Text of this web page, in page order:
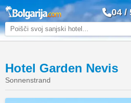
04 /
Hotel Garden Nevis
Sonnenstrand